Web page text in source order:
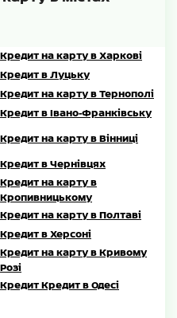
Кредит на карту в Харкові
Кредит в Луцьку
Кредит на карту в Тернополі
Кредит в Івано-Франківську
Кредит на карту в Вінниці
Кредит в Чернівцях
Кредит на карту в
Кропивницькому
Кредит на карту в Полтаві
Кредит в Херсоні
Кредит на карту в Кривому
Розі
Кредит Кредит в Одесі